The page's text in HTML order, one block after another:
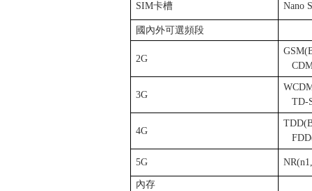
SIM卡槽 Nano
國內外可選頻段
2G
3G
TD-
4G
5G
內存